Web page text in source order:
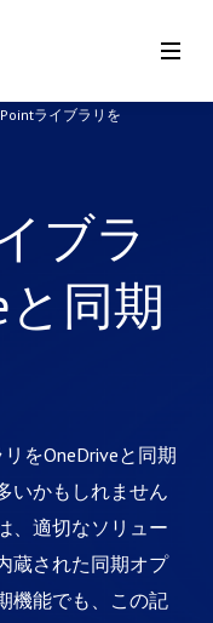
ライブラリを
ブラ
同期
をOneDriveと同期
いかもしれません
、適切なソリュー
蔵された同期オプ
機能でも、この記